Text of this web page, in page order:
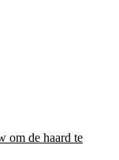
om de haard te